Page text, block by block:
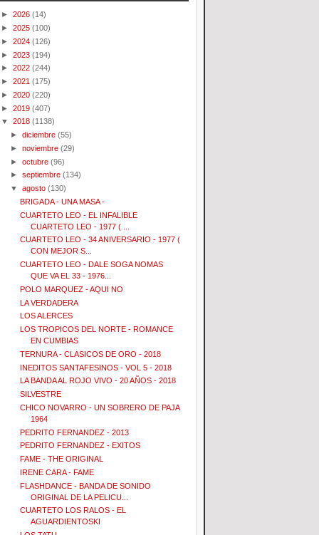
► 2026 (14)
► 2025 (100)
► 2024 (126)
► 2023 (194)
► 2022 (244)
► 2021 (175)
► 2020 (220)
► 2019 (407)
▼ 2018 (1138)
►diciembre (55)
►noviembre (29)
►octubre (96)
►septiembre (134)
▼agosto (130)
BRIGADA - UNA MASA -
CUARTETO LEO - EL INFALIBLE
CUARTETO LEO - 1977 ( ...
CUARTETO LEO - 34 ANIVERSARIO - 1977 (
CON MEJOR S...
CUARTETO LEO - DALE SOGA NOMAS
QUE VA EL 33 - 1976...
POLO MARQUEZ - AQUI NO
LA VERDADERA
LOS ALERCES
LOS TROPICOS DEL NORTE - ROMANCE
EN CUMBIAS
TERNURA - CLASICOS DE ORO - 2018
INEDITOS SANTAFESINOS - VOL 5 - 2018
LA BANDA AL ROJO VIVO - 20 AÑOS - 2018
SILVESTRE
CHICO NOVARRO - UN SOBRERO DE PAJA
1964
PEDRITO FERNANDEZ - 2013
PEDRITO FERNANDEZ - EXITOS
FAME - THE ORIGINAL
IRENE CARA - FAME
FLASHDANCE - BANDA DE SONIDO
ORIGINAL DE LA PELICU...
CUARTETO LOS RALOS - EL
AGUARDIENTOSKI